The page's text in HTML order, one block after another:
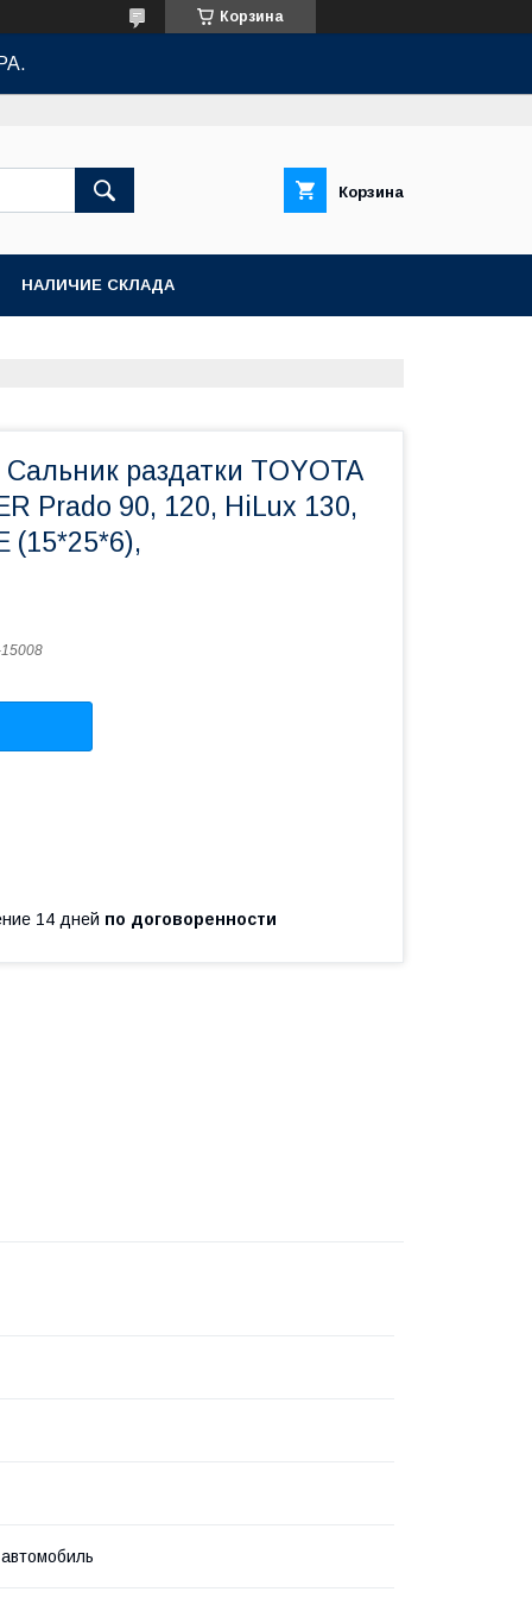
Корзина
Корзина
НАЛИЧИЕ СКЛАДА
раздатки TOYOTA
Prado 90, 120, HiLux 130,
(15*25*6),
14 дней по договоренности